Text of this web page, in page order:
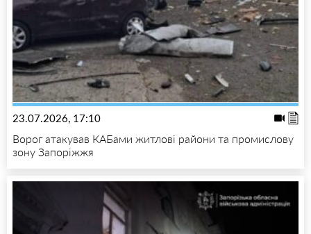
23.07.2026, 17:10
Ворог атакував КАБами житлові райони та промислову
зону Запоріжжя